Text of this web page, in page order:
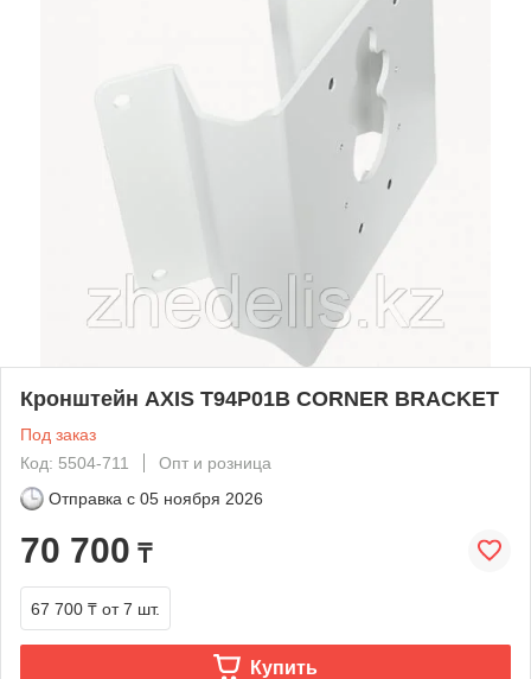
Кронштейн AXIS T94P01B CORNER BRACKET
Под заказ
Код: 5504-711
Опт и розница
Отправка с 05 ноября 2026
70 700 ₸
67 700 ₸ от 7 шт.
Купить